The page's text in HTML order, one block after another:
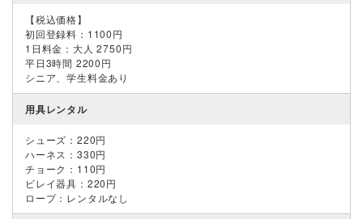
【税込価格】
初回登録料：1100円
1日料金：大人 2750円
平日3時間 2200円
シニア、学生料金あり
用具レンタル
シューズ：220円
ハーネス：330円
チョーク：110円
ビレイ器具：220円
ロープ：レンタルなし